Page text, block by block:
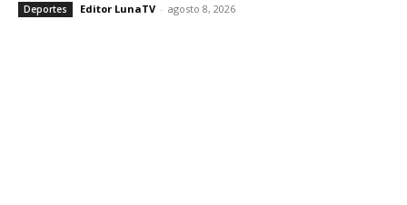
Deportes Editor LunaTV - agosto 8, 2026